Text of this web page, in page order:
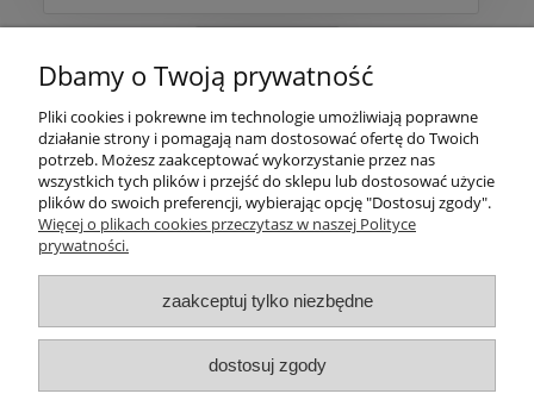
Pomoc
Moje konto
Płatności i dostawa
O nas
Dbamy o Twoją prywatność
Pliki cookies i pokrewne im technologie umożliwiają poprawne
działanie strony i pomagają nam dostosować ofertę do Twoich
potrzeb. Możesz zaakceptować wykorzystanie przez nas
wszystkich tych plików i przejść do sklepu lub dostosować użycie
plików do swoich preferencji, wybierając opcję "Dostosuj zgody".
Więcej o plikach cookies przeczytasz w naszej Polityce
prywatności.
zaakceptuj tylko niezbędne
dostosuj zgody